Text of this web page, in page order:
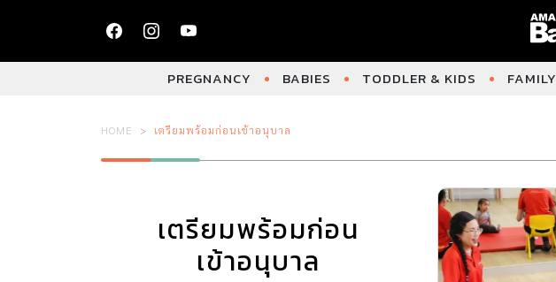
PREGNANCY BABIES TODDLER & KIDS FAMILY
HOME เตรียมพร้อมก่อนเข้าอนุบาล
เตรียมพร้อมก่อน
เข้าอนุบาล